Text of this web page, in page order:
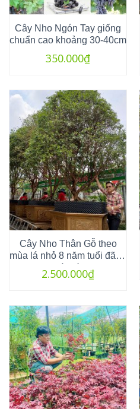
Cây Nho Ngón Tay giống
chuẩn cao khoảng 30-40cm
350.000₫
Cây Nho Thân Gỗ theo
mùa lá nhỏ 8 năm tuổi đã ra
2.500.000₫